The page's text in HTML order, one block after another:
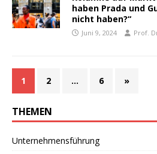
haben Prada und
nicht haben?“
Juni 9, 2024 Prof.
1 2 … 6 »
THEMEN
Unternehmensführung